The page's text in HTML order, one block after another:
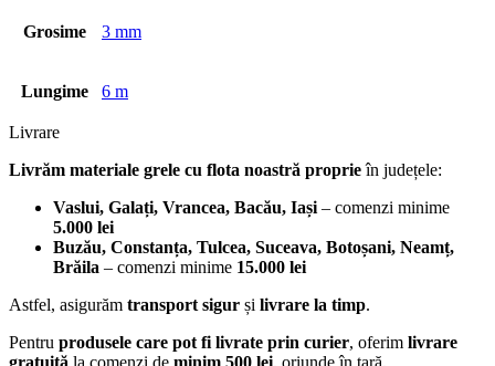
Grosime 3 mm
Lungime 6 m
Livrare
Livrăm materiale grele cu flota noastră proprieîn județele:
Vaslui, Galați, Vrancea, Bacău, Iași – comenzi minime
5.000 lei
Buzău, Constanța, Tulcea, Suceava, Botoșani, Neamț,
Brăila – comenzi minime 15.000 lei
Astfel, asigurăm transport sigur și livrare la timp.
Pentru produsele care pot fi livrate prin curier, oferim livrare
gratuită la comenzi de minim 500 lei, oriunde în țară.